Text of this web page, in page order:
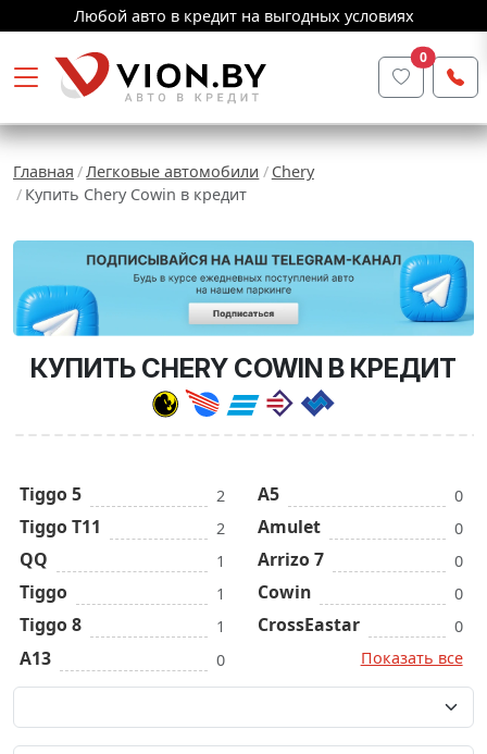
Любой авто в кредит на выгодных условиях
0
Главная Легковые автомобили
Chery
Купить Chery Cowin в кредит
КУПИТЬ CHERY COWIN В КРЕДИТ
Tiggo 5 2
Tiggo T11 2
QQ 1
Tiggo 1
Tiggo 8 1
A13 0
A5 0
Amulet 0
Arrizo 7 0
Cowin 0
CrossEastar
0
Показать все